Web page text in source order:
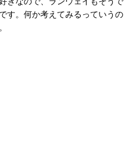
す。何か考えてみるっていうの